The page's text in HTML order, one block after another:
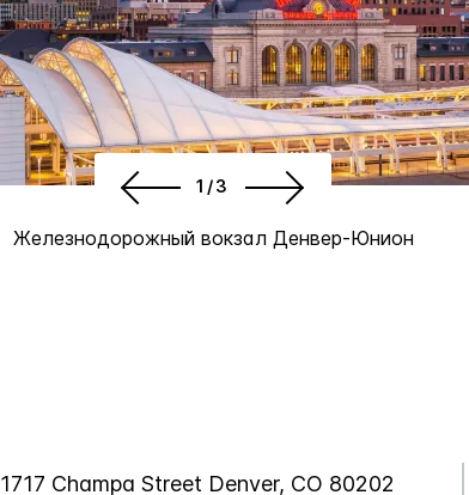
Железнодорожный вокзал Денвер-Юнион
1/3
1717 Champa Street Denver, CO 80202